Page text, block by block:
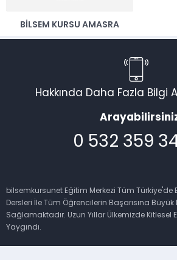
BILSEM KURSU AMASRA
Hakkında Daha Fazla Bilgi
0 532 359 34
bilsemkursunet Eğitim Merkezi Tüm Türkiye'de
Dersleri İle Tüm Öğrencilerin Başarısına Büyük
Sağlamaktadır. Uzun Yıllar Ülkemizde Kitlesel
Yaygındı.
Müşteri Temsilcisi